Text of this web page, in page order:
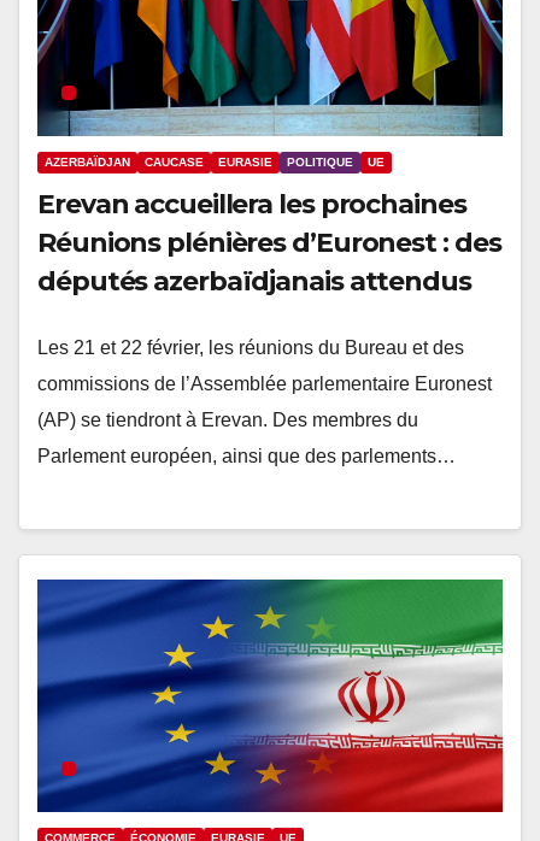
AZERBAÏDJAN CAUCASE EURASIE POLITIQUE UE
Erevan accueillera les prochaines
Réunions plénières d’Euronest : des
députés azerbaïdjanais attendus
Les 21 et 22 février, les réunions du Bureau et des
commissions de l’Assemblée parlementaire Euronest
(AP) se tiendront à Erevan. Des membres du
Parlement européen, ainsi que des parlements…
COMMERCE ÉCONOMIE EURASIE UE